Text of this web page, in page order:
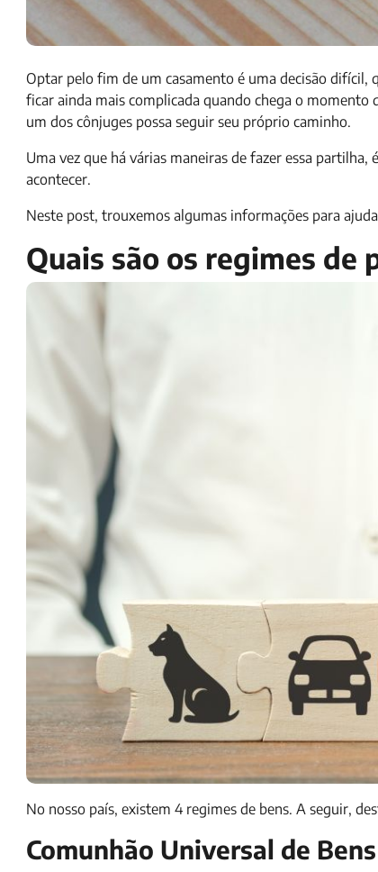
Optar pelo fim de um casamento é uma decisão difícil,
ficar ainda mais complicada quando chega o momento
um dos cônjuges possa seguir seu próprio caminho.
Uma vez que há várias maneiras de fazer essa
acontecer.
Neste post, trouxemos algumas informações para
Quais são os regimes de
No nosso país, existem 4 regimes de bens. A seguir,
Comunhão Universal de Bens